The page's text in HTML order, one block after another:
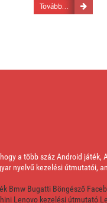
Tovább...
a több száz Android
nyelvű kezelési útmutatói,
Bmw Bugatti Böngésző
Lenovo kezelési útmutató